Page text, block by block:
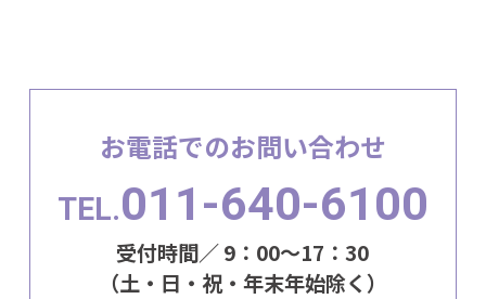
お電話でのお問い合わせ
TEL.011-640-6100
受付時間／ 9：00～17：30
（土・日・祝・年末年始除く）